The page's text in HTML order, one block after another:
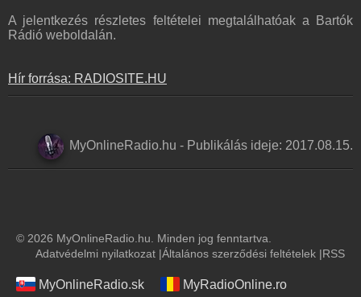
A jelentkezés részletes feltételei megtalálhatóak a Bartók
Rádió weboldalán.
Hír forrása: RADIOSITE.HU
MyOnlineRadio.hu - Publikálás ideje: 2017.08.15.
© 2026 MyOnlineRadio.hu. Minden jog fenntartva.
Adatvédelmi nyilatkozat |Általános szerződési feltételek |RSS
MyOnlineRadio.sk MyRadioOnline.ro